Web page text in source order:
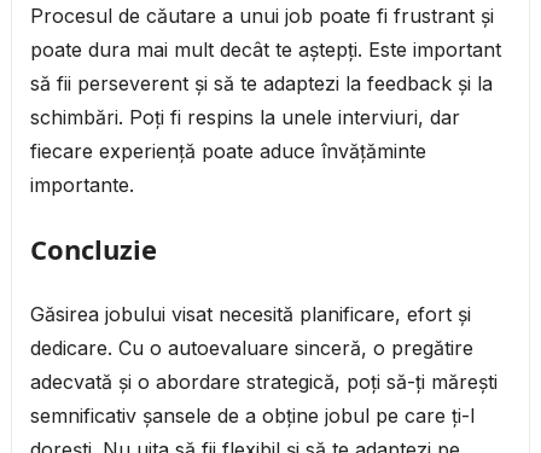
Procesul de căutare a unui job poate fi frustrant și
poate dura mai mult decât te aștepți. Este important
să fii perseverent și să te adaptezi la feedback și la
schimbări. Poți fi respins la unele interviuri, dar
fiecare experiență poate aduce învățăminte
importante.
Concluzie
Găsirea jobului visat necesită planificare, efort și
dedicare. Cu o autoevaluare sinceră, o pregătire
adecvată și o abordare strategică, poți să-ți mărești
semnificativ șansele de a obține jobul pe care ți-l